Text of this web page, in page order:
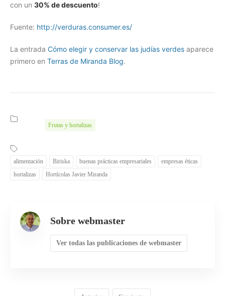
con un 30% de descuento!
Fuente: http://verduras.consumer.es/
La entrada Cómo elegir y conservar las judías verdes aparece
primero en Terras de Miranda Blog.
Frutas y hortalizas
alimentación Biriska buenas prácticas empresariales
empresas éticas
hortalizas
Hortícolas Javier Miranda
Sobre webmaster
Ver todas las publicaciones de webmaster